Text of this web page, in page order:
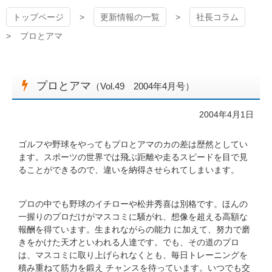
トップページ 更新情報の一覧
社長コラム
プロとアマ
プロとアマ （Vol.49 2004年4月号）
2004年4月1日
ゴルフや野球をやってもプロとアマのカの差は歴然としてい
ます。スポーツの世界では飛ぶ距離や走るスピードを目で見
ることができるので、違いを納得させられてしまいます。
プロの中でも野球のイチローや松井秀喜は別格です。ほんの
一握りのプロだけがマスコミに騒がれ、想像を超える高額な
報酬を得ています。生まれながらの能力 に加えて、努力で磨
きをかけた天才といわれる人達です。でも、その道のプロ
は、マスコミに取り上げられなくとも、毎日トレーニングを
積み重ねて筋力を鍛え チャンスを待っています。いつでも交